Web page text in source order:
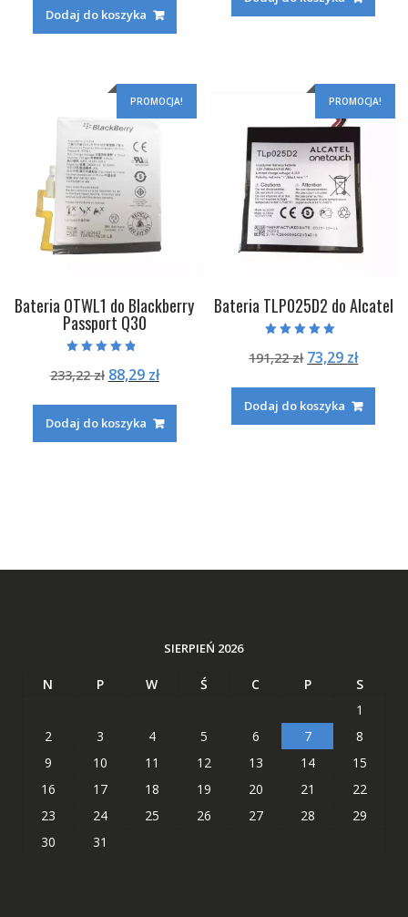
wynosiła:
160,42 zł.62,29 zł.
Dodaj do koszyka 188,42 zł.72,29
PROMOCJA!
Bateria OTWL1 do Blackberry
Passport Q30
4.50
na 5
233,22zł Pierwotna
wynosiła:
233,22 zł.
88,29 złAktualna
88,29 zł.
Dodaj do koszyka
PROMOCJA!
Bateria TLP025D2 do Alcatel
5.00
na 5
191,22zł Pierwotna
wynosiła:
191,22 zł.
73,29 zł
73,29
Dodaj do koszyka
SIERPIEŃ 2026
N P W Ś C P
S
1
2
3 4 5 6 7
8
9
10 11 12 13 14
15
16
17 18 19 20 21
22
23
24 25 26 27 28
29
30
31